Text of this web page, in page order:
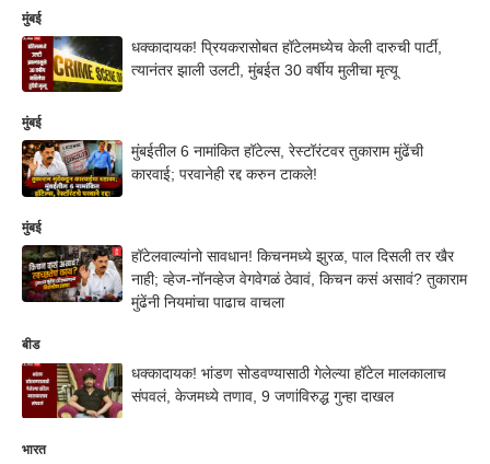
मुंबई
धक्कादायक! प्रियकरासोबत हॉटेलमध्येच केली दारुची पार्टी,
त्यानंतर झाली उलटी, मुंबईत 30 वर्षीय मुलीचा मृत्यू
मुंबई
मुंबईतील 6 नामांकित हॉटेल्स, रेस्टॉरंटवर तुकाराम मुंढेंची
कारवाई; परवानेही रद्द करुन टाकले!
मुंबई
हॉटेलवाल्यांनो सावधान! किचनमध्ये झुरळ, पाल दिसली तर खैर
नाही; व्हेज-नॉनव्हेज वेगवेगळं ठेवावं, किचन कसं असावं? तुकाराम
मुंढेंनी नियमांचा पाढाच वाचला
बीड
धक्कादायक! भांडण सोडवण्यासाठी गेलेल्या हॉटेल मालकालाच
संपवलं, केजमध्ये तणाव, 9 जणांविरुद्ध गुन्हा दाखल
भारत